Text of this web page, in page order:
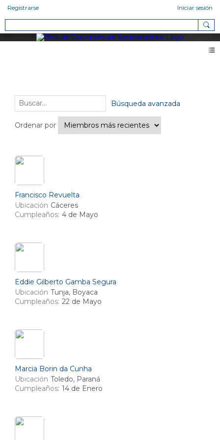
Registrarse Iniciar sesión
Ordenar por
Búsqueda avanzada
Francisco Revuelta
Ubicación Cáceres
Cumpleaños: 4 de Mayo
Eddie Gilberto Gamba Segura
Ubicación Tunja, Boyaca
Cumpleaños: 22 de Mayo
Marcia Borin da Cunha
Ubicación Toledo, Paraná
Cumpleaños: 14 de Enero